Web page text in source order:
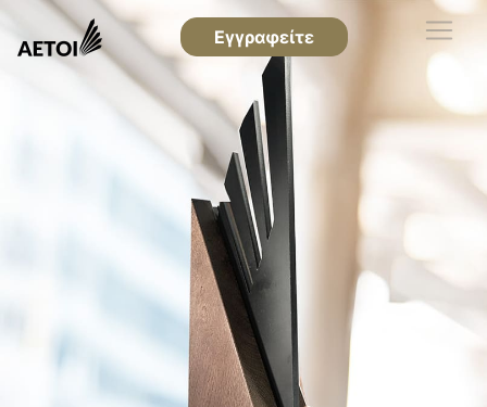
Εγγραφείτε